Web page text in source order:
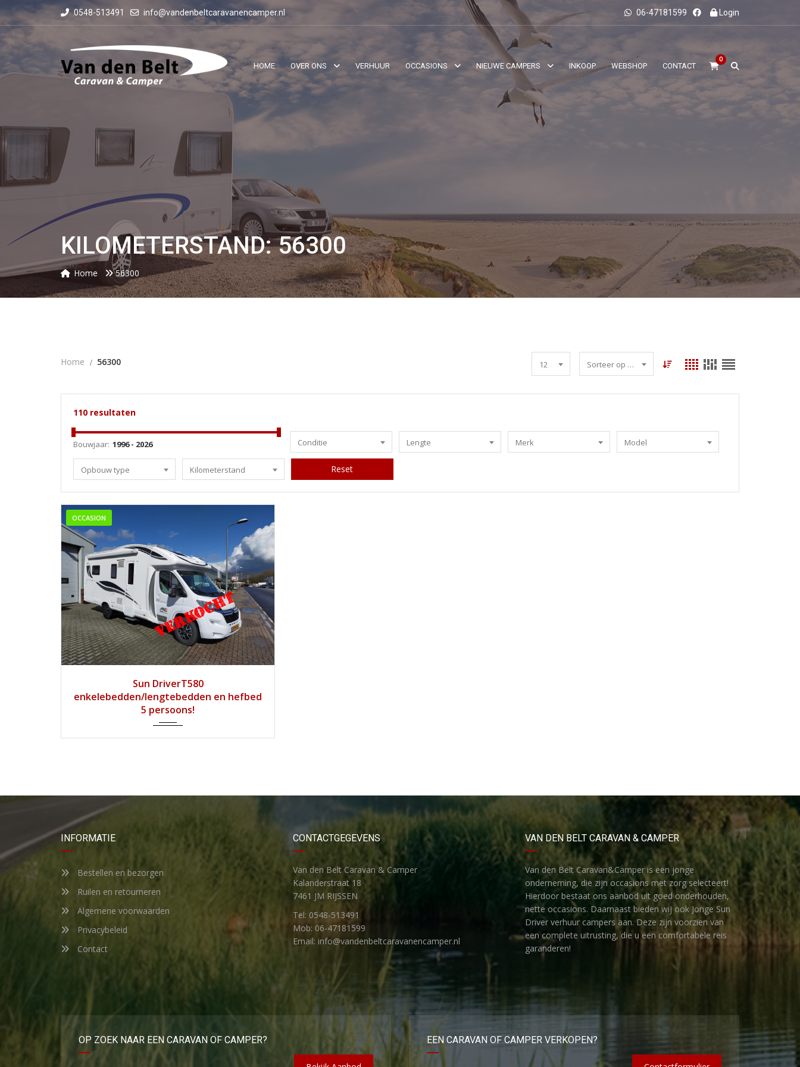
0548-513491 info@vandenbeltcaravanencamper.nl 06-47181599 Login
HOME OVER ONS VERHUUR OCCASIONS NIEUWE CAMPERS INKOOP WEBSHOP CONTACT
0
KILOMETERSTAND: 56300
Home 56300
Home 56300 12 Sorteer op datum
110 resultaten
Bouwjaar: Conditie Lengte Merk Model
Opbouw type Kilometerstand Reset
OCCASION
Sun DriverT580
enkelebedden/lengtebedden en hefbed
5 persoons!
INFORMATIE
Bestellen en bezorgen
Ruilen en retourneren
Algemene voorwaarden
Privacybeleid
Contact
CONTACTGEGEVENS
Van den Belt Caravan & Camper
Kalanderstraat 18
7461 JM RIJSSEN
Tel: 0548-513491
Mob: 06-47181599
Email: info@vandenbeltcaravanencamper.nl
VAN DEN BELT CARAVAN & CAMPER
Van den Belt Caravan&Camper is een jonge
onderneming, die zijn occasions met zorg selecteert!
Hierdoor bestaat ons aanbod uit goed onderhouden,
nette occasions. Daarnaast bieden wij ook Jonge Sun
Driver verhuur campers aan. Deze zijn voorzien van
een complete uitrusting, die u een comfortabele reis
garanderen!
OP ZOEK NAAR EEN CARAVAN OF CAMPER? EEN CARAVAN OF CAMPER VERKOPEN?